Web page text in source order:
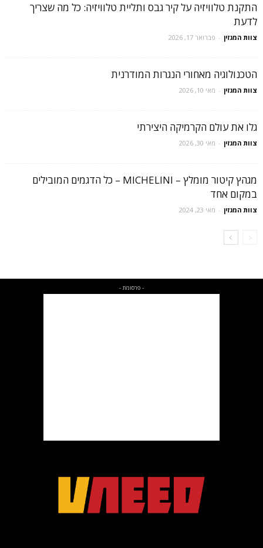
התקנת טלוויזיה על קיר גבס ותליית טלוויזיה: כל מה שצריך
לדעת
צוות המגזין - פברואר 17, 2026
הטכנולוגיה מאחורי הנגרות המודרנית
צוות המגזין - מאי 10, 2026
גלו את עולם הקרמיקה היצירתי
צוות המגזין - מאי 30, 2026
מגהץ קיטור מומלץ – MICHELINI – כל הדגמים המובילים
במקום אחד
צוות המגזין - מאי 23, 2024
- פרסומת -